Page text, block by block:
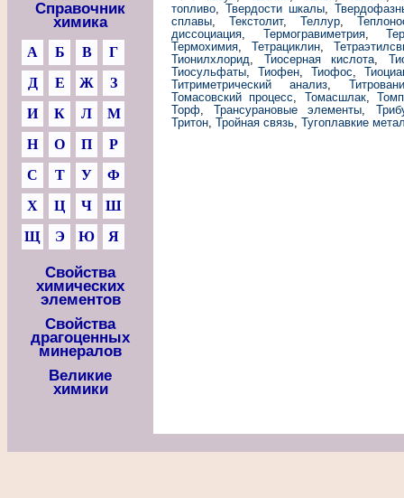
Справочник
химика
А Б В
Г
Д
Е Ж
З
И
К Л
М
Н
О П
Р
С
Т У
Ф
Х
Ц Ч
Ш
Щ
Э Ю Я
Свойства
химических
элементов
Свойства
драгоценных
минералов
Великие
химики
топливо, Твердости шкалы,
сплавы, Текстолит, Теллур,
диссоциация, Термогравиметрия,
Термохимия,Тетрациклин,
Тионилхлорид, Тиосерная кислота,
Тиосульфаты, Тиофен, Тиофос,
Титриметрический анализ,
Томасовский процесс, Томасшлак,
Торф,Трансурановые элементы,
Тритон, Тройная связь, Тугоплавкие